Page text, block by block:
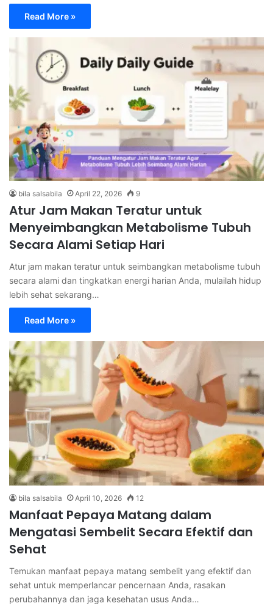
Read More »
bila salsabila April 22, 2026 9
Atur Jam Makan Teratur untuk
Menyeimbangkan Metabolisme Tubuh
Secara Alami Setiap Hari
Atur jam makan teratur untuk seimbangkan metabolisme tubuh
secara alami dan tingkatkan energi harian Anda, mulailah hidup
lebih sehat sekarang…
Read More »
bila salsabila April 10, 2026 12
Manfaat Pepaya Matang dalam
Mengatasi Sembelit Secara Efektif dan
Sehat
Temukan manfaat pepaya matang sembelit yang efektif dan
sehat untuk memperlancar pencernaan Anda, rasakan
perubahannya dan jaga kesehatan usus Anda…